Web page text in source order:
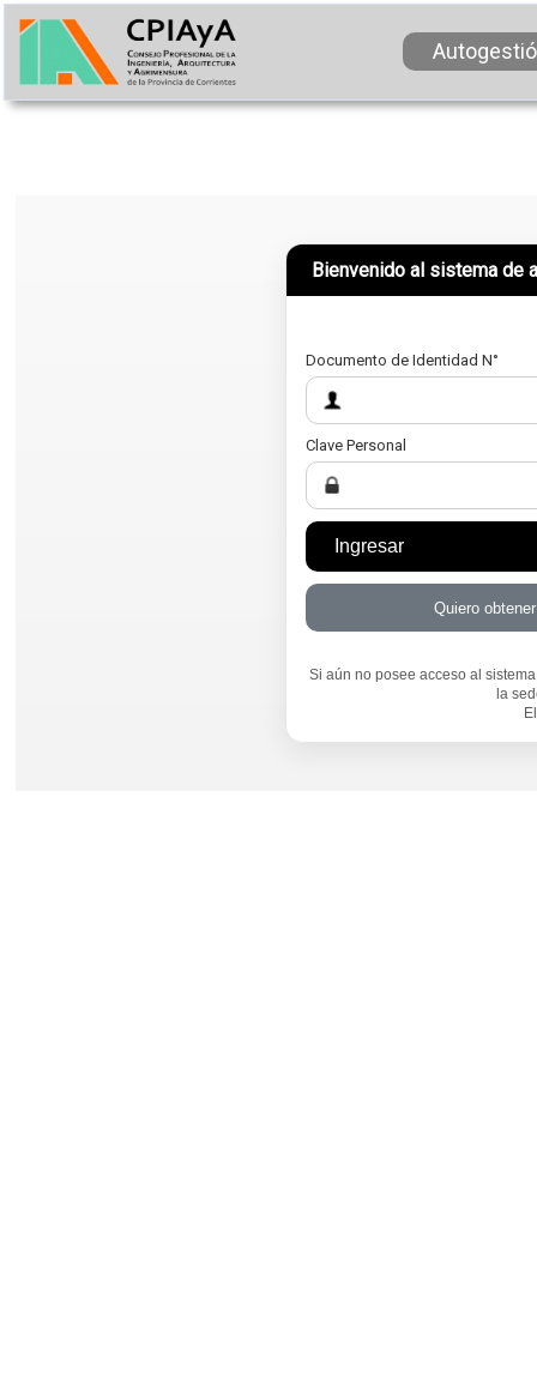
Bienvenido al sistema de
Documento de Identidad N°
Clave Personal
Si aún no posee acceso al
la